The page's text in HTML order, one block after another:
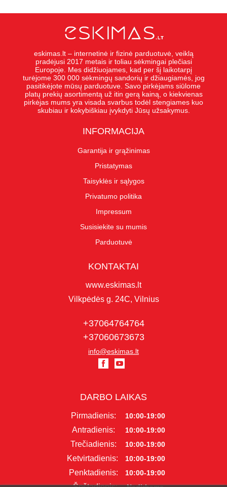
eskimas.lt – internetinė ir fizinė parduotuvė, veiklą
pradėjusi 2017 metais ir toliau sėkmingai plečiasi
Europoje. Mes didžiuojames, kad per šį laikotarpį
turėjome 300 000 sėkmingų sandorių ir džiaugiamės, jog
pasitikėjote mūsų parduotuve. Savo pirkėjams siūlome
platų prekių asortimentą už itin gerą kainą, o kiekvienas
pirkėjas mums yra visada svarbus todėl stengiames kuo
skubiau ir kokybiškiau įvykdyti Jūsų užsakymus.
INFORMACIJA
Garantija ir grąžinimas
Pristatymas
Taisyklės ir sąlygos
Privatumo politika
Impressum
Susisiekite su mumis
Parduotuvė
KONTAKTAI
www.eskimas.lt
Vilkpėdės g. 24C, Vilnius
+37064764764
+37060673673
info@eskimas.lt
DARBO LAIKAS
Pirmadienis: 10:00-19:00
Antradienis: 10:00-19:00
Trečiadienis: 10:00-19:00
Ketvirtadienis: 10:00-19:00
Penktadienis: 10:00-19:00